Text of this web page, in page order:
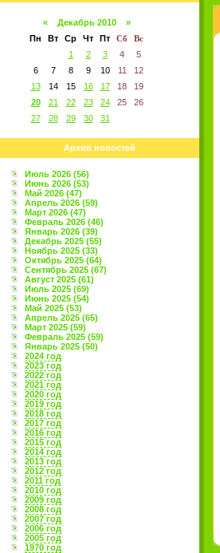
« Декабрь 2010
»
Пн
Вт Ср Чт Пт Сб
Вс
1
2 3 4
5
6
7 8 9 10 11
12
13
14 15 16 17 18
19
20
21 22 23 24 25
26
27
28 29 30 31
Архив новостей
Июль 2026 (56)
Июнь 2026 (53)
Май 2026 (47)
Апрель 2026 (59)
Март 2026 (47)
Февраль 2026 (46)
Январь 2026 (39)
Декабрь 2025 (55)
Ноябрь 2025 (33)
Октябрь 2025 (64)
Сентябрь 2025 (67)
Август 2025 (61)
Июль 2025 (69)
Июнь 2025 (54)
Май 2025 (53)
Апрель 2025 (65)
Март 2025 (59)
Февраль 2025 (59)
Январь 2025 (50)
2024 год
2023 год
2022 год
2021 год
2020 год
2019 год
2018 год
2017 год
2016 год
2015 год
2014 год
2013 год
2012 год
2011 год
2010 год
2009 год
2008 год
2007 год
2006 год
2005 год
1970 год